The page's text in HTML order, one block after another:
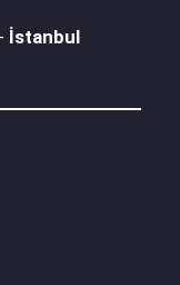
- İstanbul